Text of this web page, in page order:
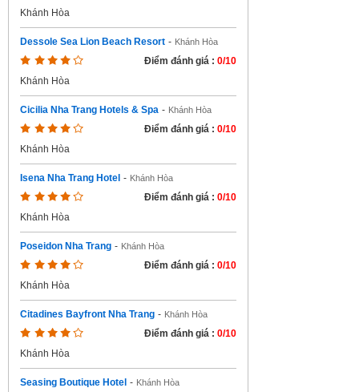
Khánh Hòa
Dessole Sea Lion Beach Resort - Khánh Hòa
Điểm đánh giá : 0/10
Khánh Hòa
Cicilia Nha Trang Hotels & Spa - Khánh Hòa
Điểm đánh giá : 0/10
Khánh Hòa
Isena Nha Trang Hotel - Khánh Hòa
Điểm đánh giá : 0/10
Khánh Hòa
Poseidon Nha Trang - Khánh Hòa
Điểm đánh giá : 0/10
Khánh Hòa
Citadines Bayfront Nha Trang - Khánh Hòa
Điểm đánh giá : 0/10
Khánh Hòa
Seasing Boutique Hotel - Khánh Hòa